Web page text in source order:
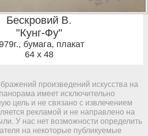
Бескровий В.
"Кунг-Фу"
, бумага, плакат
64 x 48
произведений искусства на
имеет исключительно
цель и не связано с извлечением
рекламой и не направлено на
У нас нет возможности определить
на некоторые публикуемые